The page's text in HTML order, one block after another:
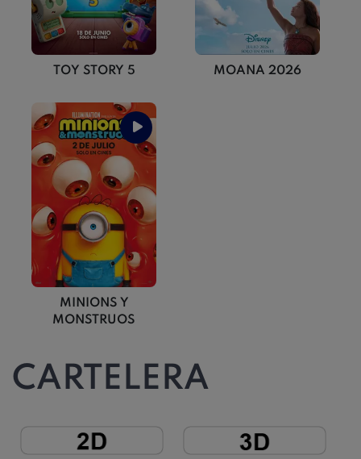
TOY STORY 5 MOANA 2026
MINIONS Y
MONSTRUOS
CARTELERA